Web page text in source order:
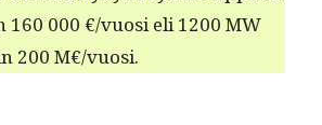
160 000 €/vuosi eli 1200 MW
200 M€/vuosi.